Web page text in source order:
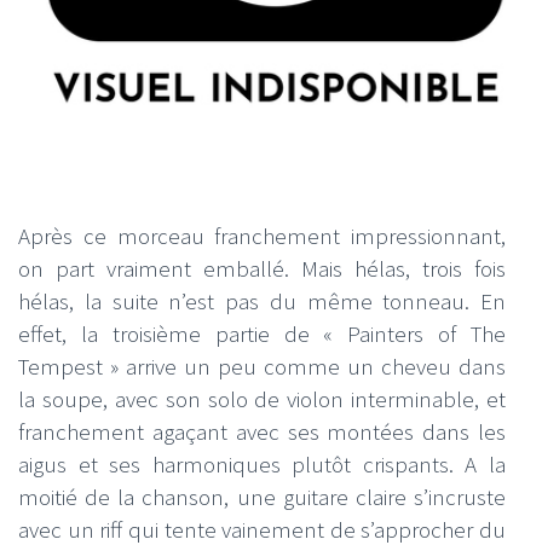
Après ce morceau franchement impressionnant,
on part vraiment emballé. Mais hélas, trois fois
hélas, la suite n’est pas du même tonneau. En
effet, la troisième partie de « Painters of The
Tempest » arrive un peu comme un cheveu dans
la soupe, avec son solo de violon interminable, et
franchement agaçant avec ses montées dans les
aigus et ses harmoniques plutôt crispants. A la
moitié de la chanson, une guitare claire s’incruste
avec un riff qui tente vainement de s’approcher du